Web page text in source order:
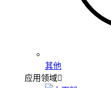
其他
应用领域